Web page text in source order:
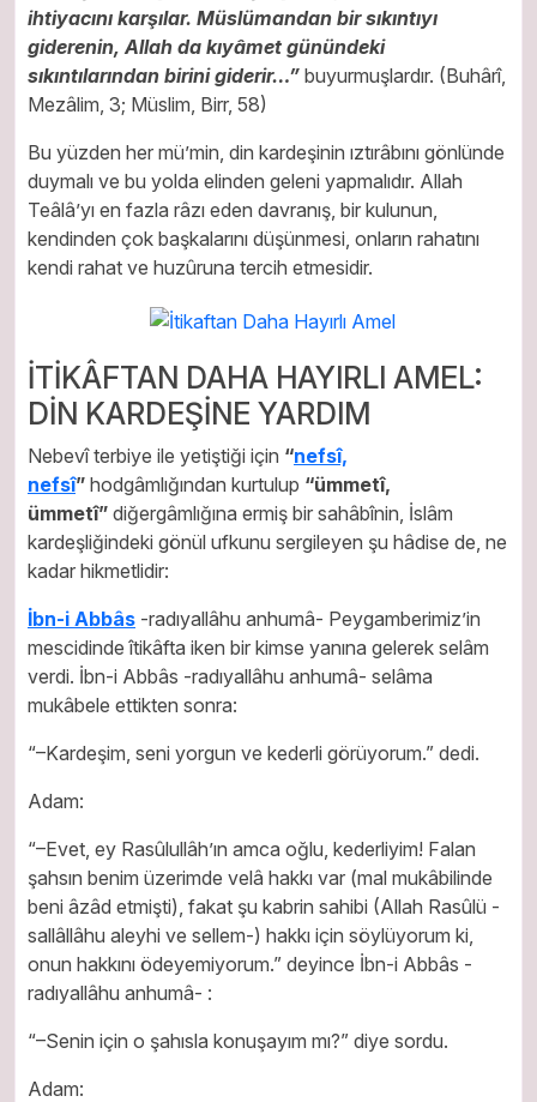
ihtiyacını karşılar. Müslümandan bir sıkıntıyı
giderenin, Allah da kıyâmet günündeki
sıkıntılarından birini giderir…” buyurmuşlardır. (Buhârî,
Mezâlim, 3; Müslim, Birr, 58)
Bu yüzden her mü’min, din kardeşinin ıztırâbını gönlünde
duymalı ve bu yolda elinden geleni yapmalıdır. Allah
Teâlâ’yı en fazla râzı eden davranış, bir kulunun,
kendinden çok başkalarını düşünmesi, onların rahatını
kendi rahat ve huzûruna tercih etmesidir.
İTİKÂFTAN DAHA HAYIRLI AMEL:
DİN KARDEŞİNE YARDIM
Nebevî terbiye ile yetiştiği için “nefsî,
nefsî” hodgâmlığından kurtulup “ümmetî,
ümmetî” diğergâmlığına ermiş bir sahâbînin, İslâm
kardeşliğindeki gönül ufkunu sergileyen şu hâdise de, ne
kadar hikmetlidir:
İbn-i Abbâs -radıyallâhu anhumâ- Peygamberimiz’in
mescidinde îtikâfta iken bir kimse yanına gelerek selâm
verdi. İbn-i Abbâs -radıyallâhu anhumâ- selâma
mukâbele ettikten sonra:
“–Kardeşim, seni yorgun ve kederli görüyorum.” dedi.
Adam:
“–Evet, ey Rasûlullâh’ın amca oğlu, kederliyim! Falan
şahsın benim üzerimde velâ hakkı var (mal mukâbilinde
beni âzâd etmişti), fakat şu kabrin sahibi (Allah Rasûlü -
sallâllâhu aleyhi ve sellem-) hakkı için söylüyorum ki,
onun hakkını ödeyemiyorum.” deyince İbn-i Abbâs -
radıyallâhu anhumâ- :
“–Senin için o şahısla konuşayım mı?” diye sordu.
Adam: